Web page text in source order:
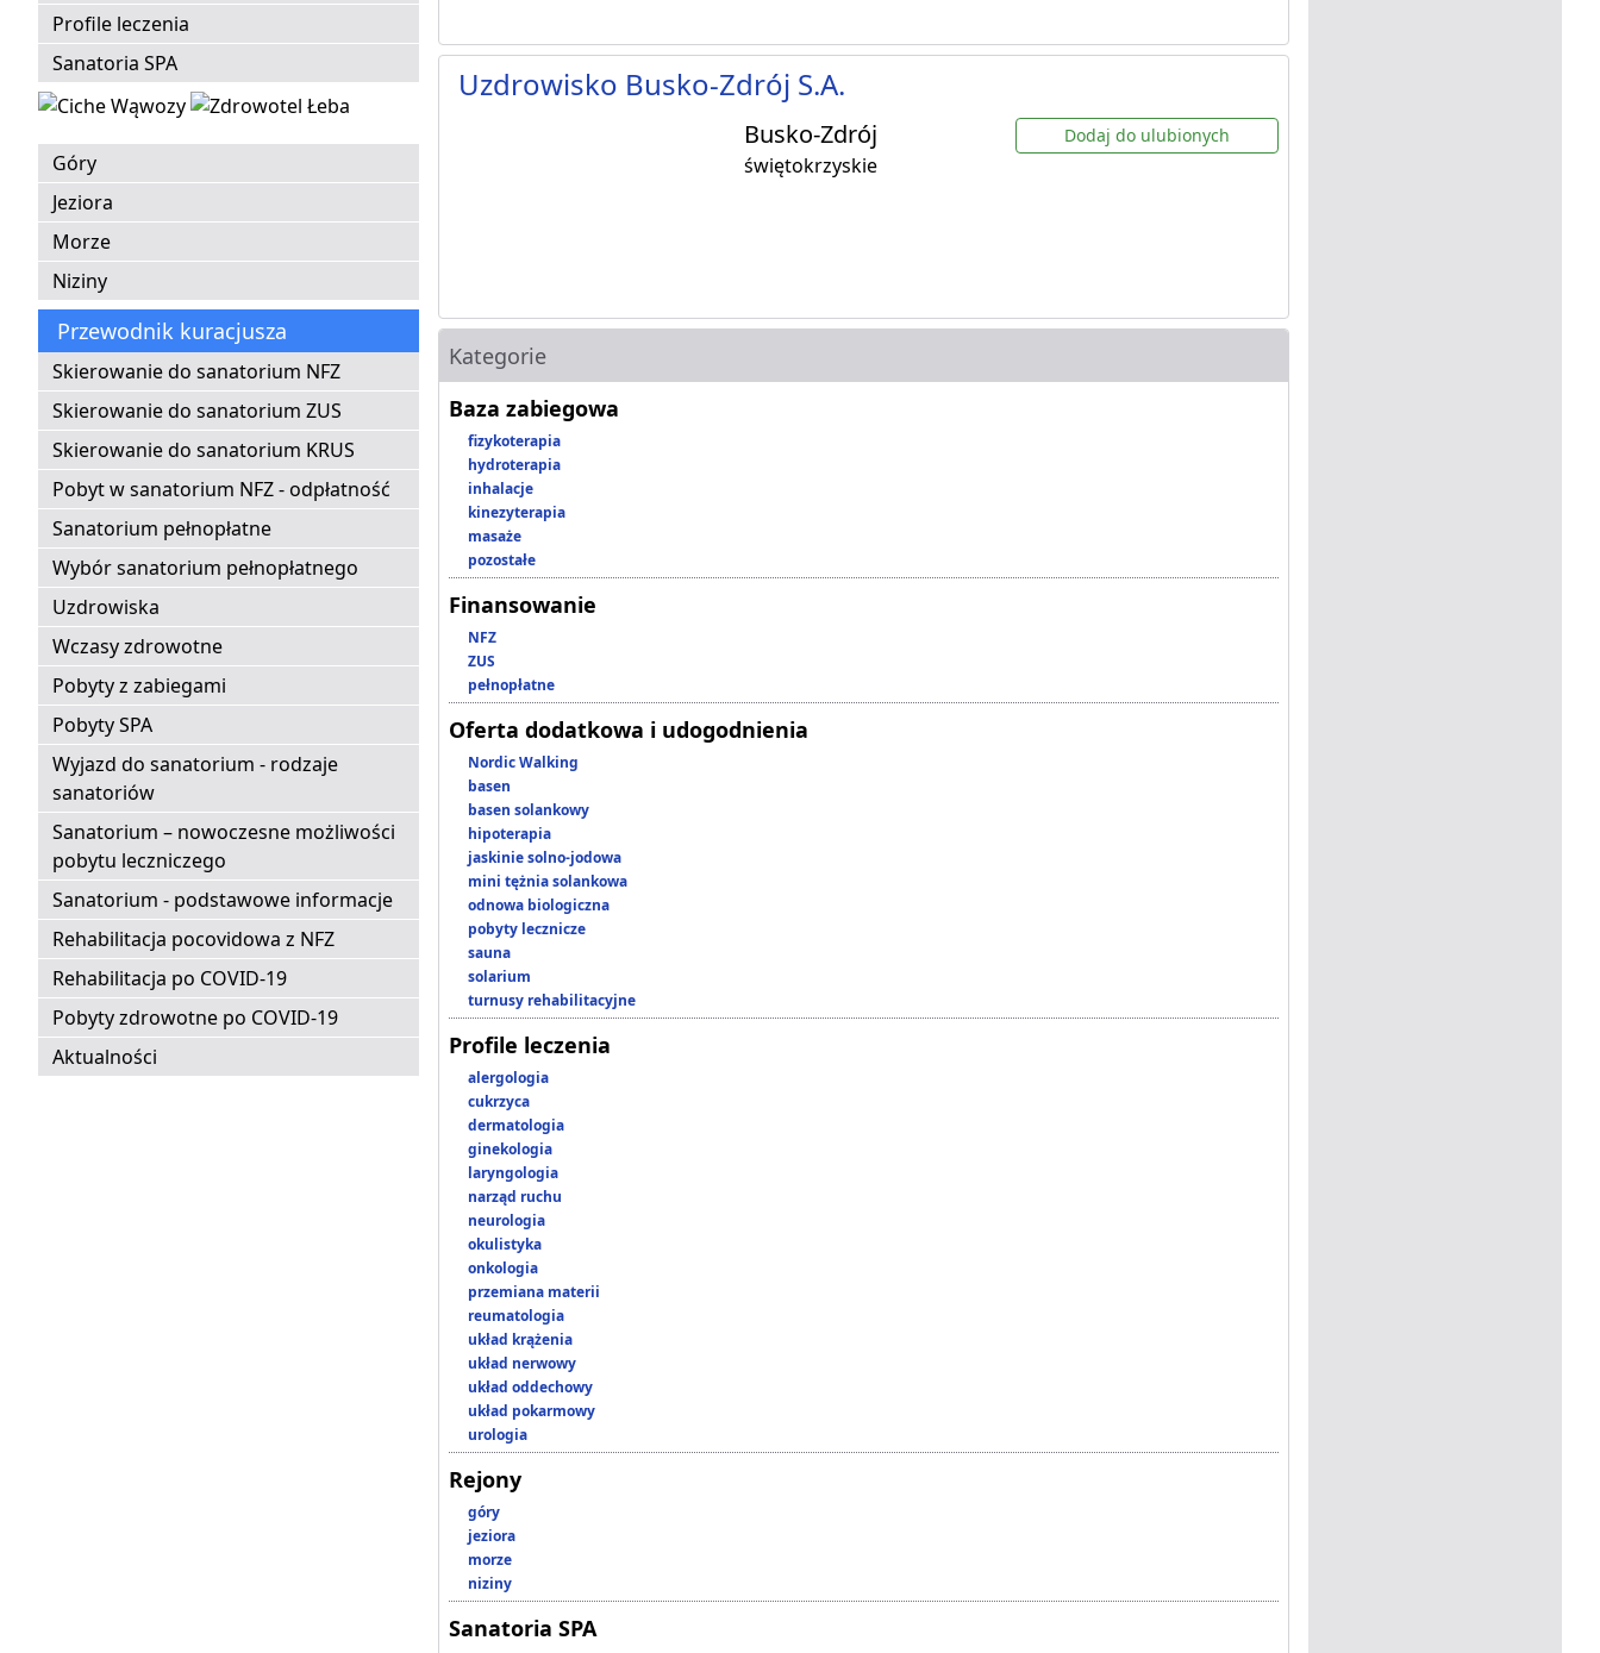
Profile leczenia
Sanatoria SPA
Góry
Jeziora
Morze
Niziny
Przewodnik kuracjusza
Skierowanie do sanatorium NFZ
Skierowanie do sanatorium ZUS
Skierowanie do sanatorium KRUS
Pobyt w sanatorium NFZ - odpłatność
Sanatorium pełnopłatne
Wybór sanatorium pełnopłatnego
Uzdrowiska
Wczasy zdrowotne
Pobyty z zabiegami
Pobyty SPA
Wyjazd do sanatorium - rodzaje
sanatoriów
Sanatorium – nowoczesne możliwości
pobytu leczniczego
Sanatorium - podstawowe informacje
Rehabilitacja pocovidowa z NFZ
Rehabilitacja po COVID-19
Pobyty zdrowotne po COVID-19
Aktualności
Uzdrowisko Busko-Zdrój S.A.
Busko-Zdrój
świętokrzyskie
Dodaj do ulubionych
Kategorie
Baza zabiegowa
fizykoterapia
hydroterapia
inhalacje
kinezyterapia
masaże
pozostałe
Finansowanie
NFZ
ZUS
pełnopłatne
Oferta dodatkowa i udogodnienia
Nordic Walking
basen
basen solankowy
hipoterapia
jaskinie solno-jodowa
mini tężnia solankowa
odnowa biologiczna
pobyty lecznicze
sauna
solarium
turnusy rehabilitacyjne
Profile leczenia
alergologia
cukrzyca
dermatologia
ginekologia
laryngologia
narząd ruchu
neurologia
okulistyka
onkologia
przemiana materii
reumatologia
układ krążenia
układ nerwowy
układ oddechowy
układ pokarmowy
urologia
Rejony
góry
jeziora
morze
niziny
Sanatoria SPA